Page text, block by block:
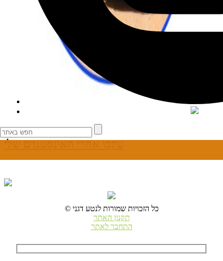
עקבו אחרי האינסטגרם שלי
© כל הזכויות שמורות לנטע דגני
תקנון האתר
התחבר לאתר